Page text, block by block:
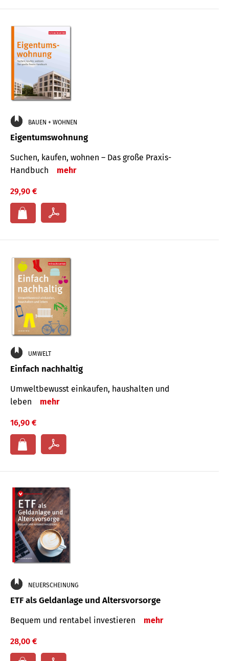
BAUEN + WOHNEN
Eigentumswohnung
Suchen, kaufen, wohnen – Das große Praxis-
Handbuch
mehr
29,90 €
UMWELT
Einfach nachhaltig
Umweltbewusst einkaufen, haushalten und
leben
mehr
16,90 €
NEUERSCHEINUNG
ETF als Geldanlage und Altersvorsorge
Bequem und rentabel investieren mehr
28,00 €